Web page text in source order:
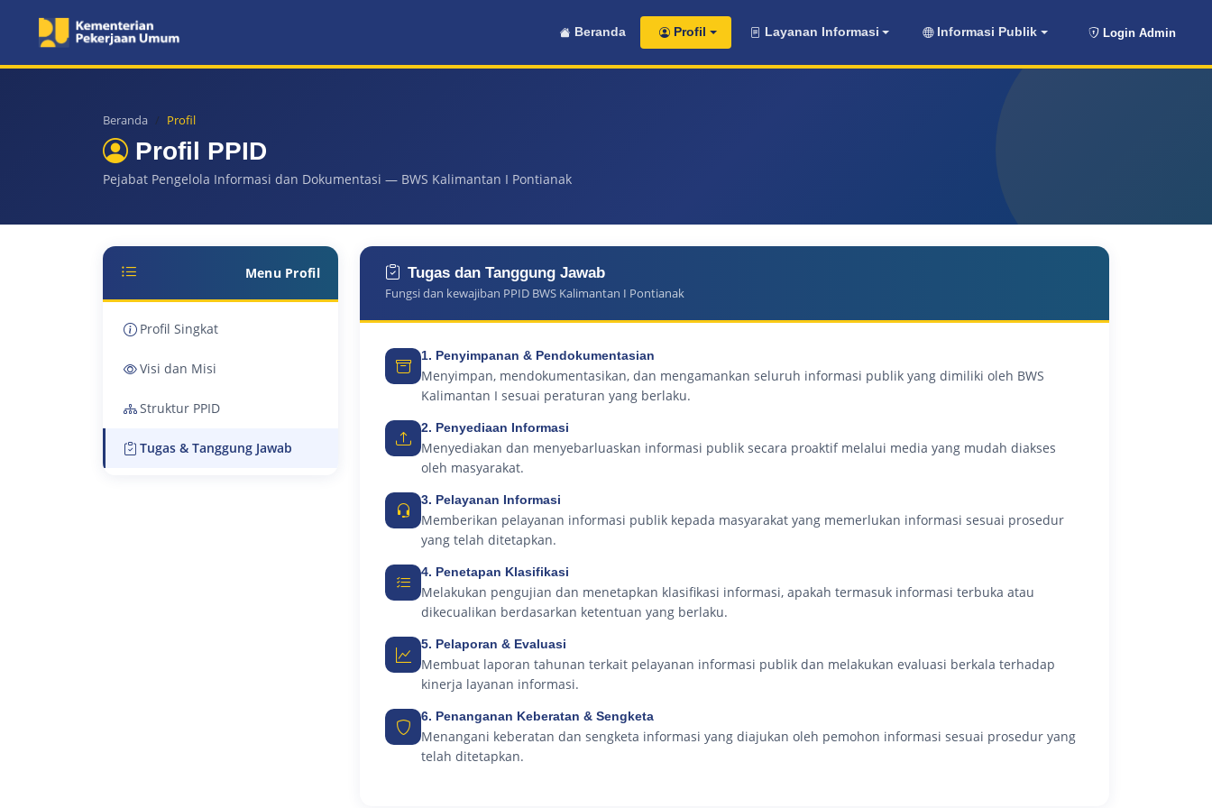
Beranda Profil Layanan Informasi Informasi Publik Login Admin
Beranda Profil
Profil PPID
Pejabat Pengelola Informasi dan Dokumentasi — BWS Kalimantan I Pontianak
Menu Profil
Profil Singkat
Visi dan Misi
Struktur PPID
Tugas & Tanggung Jawab
Tugas dan Tanggung Jawab
Fungsi dan kewajiban PPID BWS Kalimantan I Pontianak
1. Penyimpanan & Pendokumentasian
Menyimpan, mendokumentasikan, dan mengamankan seluruh informasi publik yang dimiliki oleh BWS
Kalimantan I sesuai peraturan yang berlaku.
2. Penyediaan Informasi
Menyediakan dan menyebarluaskan informasi publik secara proaktif melalui media yang mudah diakses
oleh masyarakat.
3. Pelayanan Informasi
Memberikan pelayanan informasi publik kepada masyarakat yang memerlukan informasi sesuai prosedur
yang telah ditetapkan.
4. Penetapan Klasifikasi
Melakukan pengujian dan menetapkan klasifikasi informasi, apakah termasuk informasi terbuka atau
dikecualikan berdasarkan ketentuan yang berlaku.
5. Pelaporan & Evaluasi
Membuat laporan tahunan terkait pelayanan informasi publik dan melakukan evaluasi berkala terhadap
kinerja layanan informasi.
6. Penanganan Keberatan & Sengketa
Menangani keberatan dan sengketa informasi yang diajukan oleh pemohon informasi sesuai prosedur yang
telah ditetapkan.